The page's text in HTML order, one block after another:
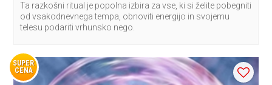
Ta razkošni ritual je popolna izbira za vse, ki si želite pobegniti
od vsakodnevnega tempa, obnoviti energijo in svojemu
telesu podariti vrhunsko nego.
SUPER
CENA